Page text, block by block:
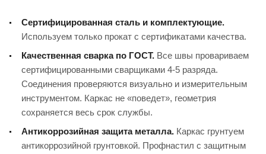
Сертифицированная сталь и комплектующие.
Используем только прокат с сертификатами качества.
Качественная сварка по ГОСТ. Все швы провариваем
сертифицированными сварщиками 4-5 разряда.
Соединения проверяются визуально и измерительным
инструментом. Каркас не «поведет», геометрия
сохраняется весь срок службы.
Антикоррозийная защита металла. Каркас грунтуем
антикоррозийной грунтовкой. Профнастил с защитным